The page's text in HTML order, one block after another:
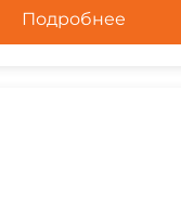
Подробнее